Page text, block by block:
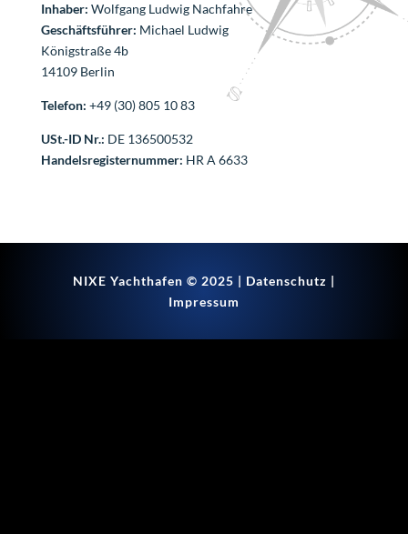
Inhaber: Wolfgang Ludwig Nachfahre
Geschäftsführer: Michael Ludwig
Königstraße 4b
14109 Berlin
Telefon: +49 (30) 805 10 83
USt.-ID Nr.: DE 136500532
Handelsregisternummer: HR A 6633
NIXE Yachthafen © 2025 | Datenschutz |
Impressum